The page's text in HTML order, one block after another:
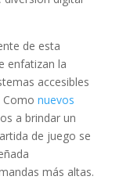
de esta
enfatizan la
accesibles
nuevos
a brindar un
de juego se
más altas.